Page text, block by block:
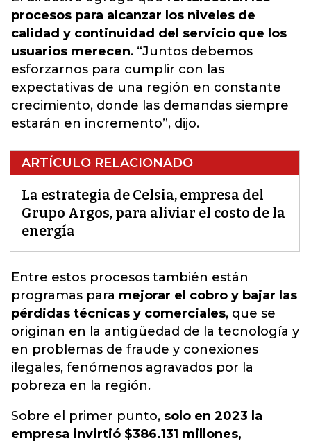
procesos para alcanzar los niveles de
calidad y continuidad del servicio que los
usuarios merecen. “Juntos debemos
esforzarnos para cumplir con las
expectativas de una región en constante
crecimiento, donde las demandas siempre
estarán en incremento”, dijo.
ARTÍCULO RELACIONADO
La estrategia de Celsia, empresa del
Grupo Argos, para aliviar el costo de la
energía
Entre estos procesos también están
programas para mejorar el cobro y bajar las
pérdidas técnicas y comerciales, que se
originan en la antigüedad de la tecnología y
en problemas de fraude y conexiones
ilegales, fenómenos agravados por la
pobreza en la región.
Sobre el primer punto, solo en 2023 la
empresa invirtió $386.131 millones,